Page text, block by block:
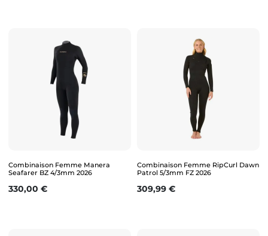
Combinaison Femme Manera
Seafarer BZ 4/3mm 2026
Prix
330,00 €
Combinaison Femme RipCurl Dawn
Patrol 5/3mm FZ 2026
Prix
309,99 €